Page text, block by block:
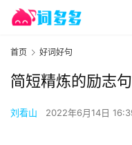
首页 好词好句
简短精炼的励志
刘看山 2022年6月14日